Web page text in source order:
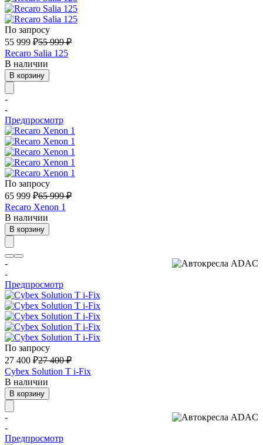
По запросу
55 999 ₽55 999 ₽
Recaro Salia 125
В наличии
В корзину
-
-
Предпросмотр
По запросу
65 999 ₽65 999 ₽
Recaro Xenon 1
В наличии
В корзину
-
-
Предпросмотр
По запросу
27 400 ₽27 400 ₽
Cybex Solution T i-Fix
В наличии
В корзину
-
-
Предпросмотр